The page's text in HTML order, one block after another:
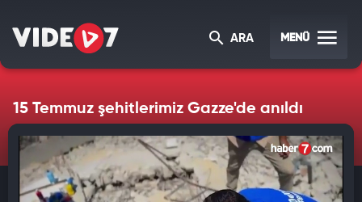
ARA MENÜ
15 Temmuz şehitlerimiz Gazze'de anıldı